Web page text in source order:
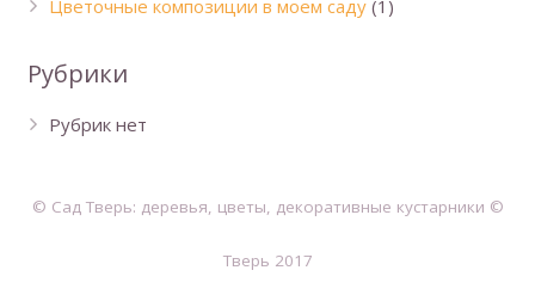
Цветочные композиции в моем саду (1)
Рубрики
Рубрик нет
© Сад Тверь: деревья, цветы, декоративные кустарники ©
Тверь 2017